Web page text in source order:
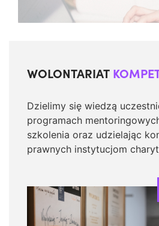
WOLONTARIAT
Dzielimy się wiedzą
programach
szkolenia oraz udzielając
prawnych instytucjom